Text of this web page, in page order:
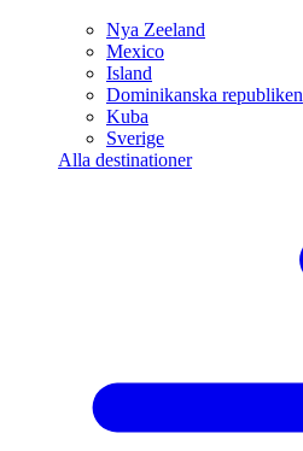
Nya Zeeland
Mexico
Island
Dominikanska republiken
Kuba
Sverige
Alla destinationer